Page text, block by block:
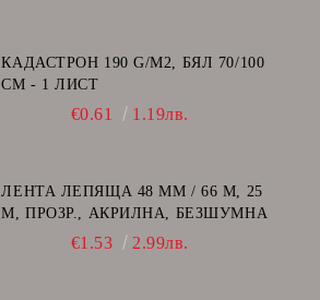
КАДАСТРОН 190 G/M2, БЯЛ 70/100
СМ - 1 ЛИСТ
€0.61 1.19лв.
ЛЕНТА ЛЕПЯЩА 48 ММ / 66 М, 25
Μ, ПРОЗР., АКРИЛНА, БЕЗШУМНА
€1.53 2.99лв.